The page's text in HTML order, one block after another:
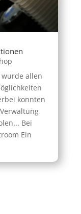
allen
konnten
Bei
Ein